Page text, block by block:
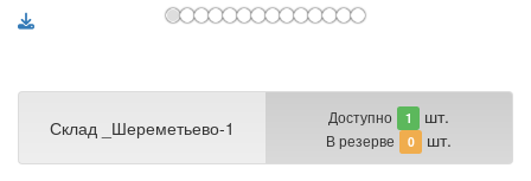
Склад _Шереметьево-1 Доступно 1 шт.
В резерве 0 шт.